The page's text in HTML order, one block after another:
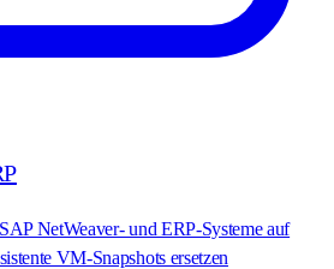
NetWeaver- und ERP-Systeme auf
VM-Snapshots ersetzen